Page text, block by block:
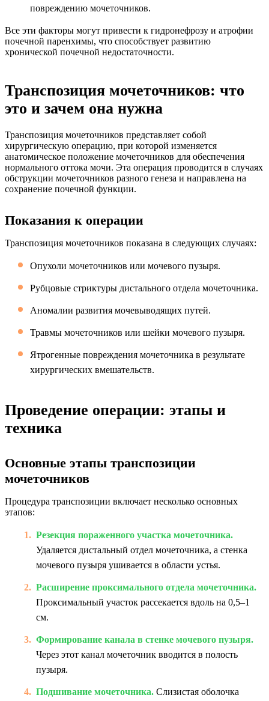
повреждению мочеточников.
Все эти факторы могут привести к гидронефрозу и атрофии
почечной паренхимы, что способствует развитию
хронической почечной недостаточности.
Транспозиция мочеточников: что
это и зачем она нужна
Транспозиция мочеточников представляет собой
хирургическую операцию, при которой изменяется
анатомическое положение мочеточников для обеспечения
нормального оттока мочи. Эта операция проводится в случаях
обструкции мочеточников разного генеза и направлена на
сохранение почечной функции.
Показания к операции
Транспозиция мочеточников показана в следующих случаях:
Опухоли мочеточников или мочевого пузыря.
Рубцовые стриктуры дистального отдела мочеточника.
Аномалии развития мочевыводящих путей.
Травмы мочеточников или шейки мочевого пузыря.
Ятрогенные повреждения мочеточника в результате
хирургических вмешательств.
Проведение операции: этапы и
техника
Основные этапы транспозиции
мочеточников
Процедура транспозиции включает несколько основных
этапов:
Резекция пораженного участка мочеточника.
Удаляется дистальный отдел мочеточника, а стенка
мочевого пузыря ушивается в области устья.
Расширение проксимального отдела мочеточника.
Проксимальный участок рассекается вдоль на 0,5–1
см.
Формирование канала в стенке мочевого пузыря.
Через этот канал мочеточник вводится в полость
пузыря.
Подшивание мочеточника. Слизистая оболочка